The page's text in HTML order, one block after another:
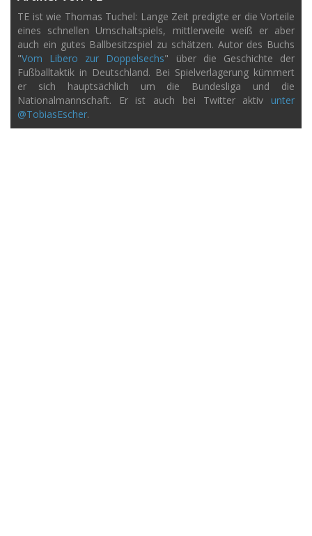
TE ist wie Thomas Tuchel: Lange Zeit predigte er die Vorteile
eines schnellen Umschaltspiels, mittlerweile weiß er aber
auch ein gutes Ballbesitzspiel zu schätzen. Autor des Buchs
"Vom Libero zur Doppelsechs" über die Geschichte der
Fußballtaktik in Deutschland. Bei Spielverlagerung kümmert
er sich hauptsächlich um die Bundesliga und die
Nationalmannschaft. Er ist auch bei Twitter aktiv unter
@TobiasEscher.